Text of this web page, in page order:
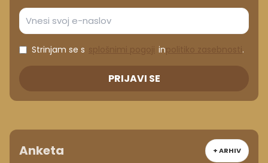
Strinjam se s in .
PRIJAVI SE
Anketa + ARHIV